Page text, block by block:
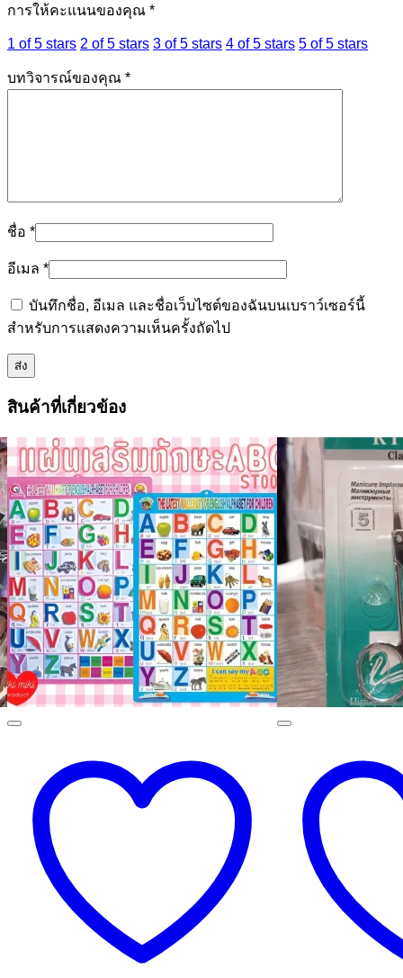
การให้คะแนนของคุณ *
1 of 5 stars 2 of 5 stars 3 of 5 stars 4 of 5 stars 5 of 5 stars
บทวิจารณ์ของคุณ *
ชื่อ *
อีเมล *
บันทึกชื่อ, อีเมล และชื่อเว็บไซต์ของฉันบนเบราว์เซอร์นี้
สำหรับการแสดงความเห็นครั้งถัดไป
สินค้าที่เกี่ยวข้อง